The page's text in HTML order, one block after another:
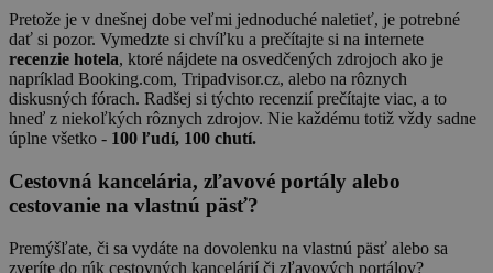
Pretože je v dnešnej dobe veľmi jednoduché naletieť, je potrebné
dať si pozor. Vymedzte si chvíľku a prečítajte si na internete
recenzie hotela, ktoré nájdete na osvedčených zdrojoch ako je
napríklad Booking.com, Tripadvisor.cz, alebo na rôznych
diskusných fórach. Radšej si týchto recenzií prečítajte viac, a to
hneď z niekoľkých rôznych zdrojov. Nie každému totiž vždy sadne
úplne všetko - 100 ľudí, 100 chutí.
Cestovná kancelária, zľavové portály alebo
cestovanie na vlastnú päsť?
Premýšľate, či sa vydáte na dovolenku na vlastnú päsť alebo sa
zveríte do rúk cestovných kancelárií či zľavových portálov?